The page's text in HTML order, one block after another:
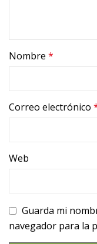
Nombre *
Correo electrónico
Web
Guarda mi
navegador para la